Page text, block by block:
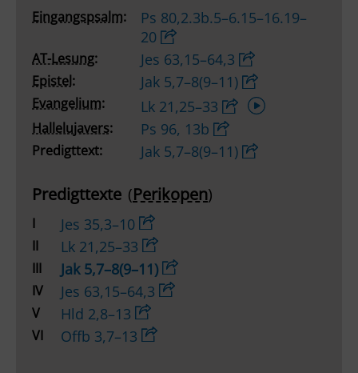
Eingangspsalm:
Ps 80,2.3b.5–6.15–16.19–
20
AT-Lesung: Jes 63,15–64,3
Epistel: Jak 5,7–8(9–11)
Evangelium: Lk 21,25–33
Audio-
Player
Hallelujavers: Ps 96, 13b
Predigttext: Jak 5,7–8(9–11)
Predigttexte (Perikopen)
I Jes 35,3–10
II Lk 21,25–33
III Jak 5,7–8(9–11)
IV Jes 63,15–64,3
V Hld 2,8–13
VI Offb 3,7–13